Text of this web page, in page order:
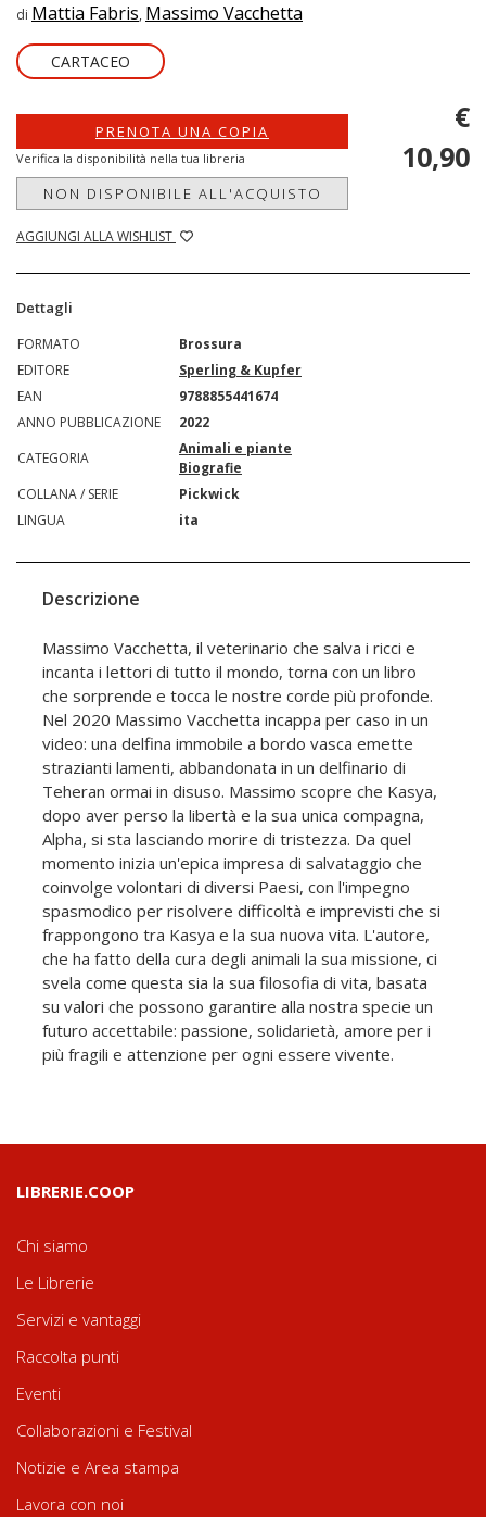
di Mattia Fabris, Massimo Vacchetta
CARTACEO
PRENOTA UNA COPIA
Verifica la disponibilità nella tua libreria
NON DISPONIBILE ALL'ACQUISTO
AGGIUNGI ALLA WISHLIST
€
10,90
Dettagli
FORMATO
Brossura
EDITORE
Sperling & Kupfer
EAN
9788855441674
ANNO PUBBLICAZIONE
2022
CATEGORIA
Animali e piante
Biografie
COLLANA / SERIE
Pickwick
LINGUA
ita
Descrizione
Massimo Vacchetta, il veterinario che salva i ricci e
incanta i lettori di tutto il mondo, torna con un libro
che sorprende e tocca le nostre corde più profonde.
Nel 2020 Massimo Vacchetta incappa per caso in un
video: una delfina immobile a bordo vasca emette
strazianti lamenti, abbandonata in un delfinario di
Teheran ormai in disuso. Massimo scopre che Kasya,
dopo aver perso la libertà e la sua unica compagna,
Alpha, si sta lasciando morire di tristezza. Da quel
momento inizia un'epica impresa di salvataggio che
coinvolge volontari di diversi Paesi, con l'impegno
spasmodico per risolvere difficoltà e imprevisti che si
frappongono tra Kasya e la sua nuova vita. L'autore,
che ha fatto della cura degli animali la sua missione, ci
svela come questa sia la sua filosofia di vita, basata
su valori che possono garantire alla nostra specie un
futuro accettabile: passione, solidarietà, amore per i
più fragili e attenzione per ogni essere vivente.
LIBRERIE.COOP
Chi siamo
Le Librerie
Servizi e vantaggi
Raccolta punti
Eventi
Collaborazioni e Festival
Notizie e Area stampa
Lavora con noi